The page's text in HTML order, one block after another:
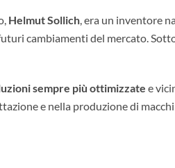
Helmut Sollich, era un inventore
cambiamenti del mercato.
sempre più ottimizzate e
e nella produzione di